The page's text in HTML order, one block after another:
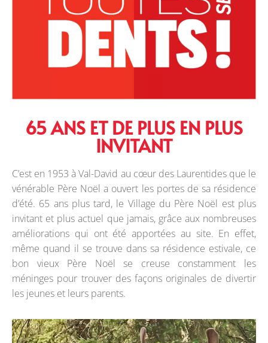
65 ANS ET DE PLUS EN PLUS
INVITANT
C’est en 1953 à Val-David au cœur des Laurentides que le
vénérable Père Noël a ouvert les portes de sa résidence
d’été. 65 ans plus tard, le Village du Père Noël est plus
invitant et plus actuel que jamais, grâce aux nombreuses
améliorations qui ont été apportées au site. En effet,
même quand il se trouve dans sa résidence estivale, ce
bon vieux Père Noël se creuse constamment les
méninges pour trouver des façons originales de divertir
les jeunes et leurs parents.